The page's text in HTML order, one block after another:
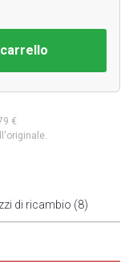
€
di ricambio (8)